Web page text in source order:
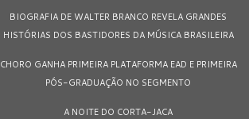
BIOGRAFIA DE WALTER BRANCO REVELA GRANDES
HISTÓRIAS DOS BASTIDORES DA MÚSICA BRASILEIRA
CHORO GANHA PRIMEIRA PLATAFORMA EAD E PRIMEIRA
PÓS-GRADUAÇÃO NO SEGMENTO
A NOITE DO CORTA-JACA